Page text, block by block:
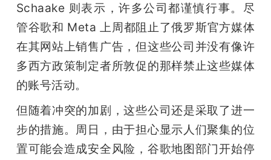
Schaake 则表示，许多公司都谨慎行事。尽
管谷歌和 Meta 上周都阻止了俄罗斯官方媒体
在其网站上销售广告，但这些公司并没有像许
多西方政策制定者所敦促的那样禁止这些媒体
的账号活动。
但随着冲突的加剧，这些公司还是采取了进一
步的措施。周日，由于担心显示人们聚集的位
置可能会造成安全风险，谷歌地图部门开始停